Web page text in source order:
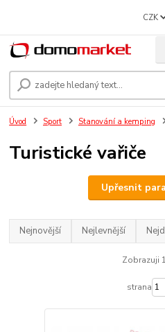
CZK
Úvod Sport Stanování a kemping
Turistické vařiče
Upřesnit
Nejnovější Nejlevnější
Zobrazuji
strana